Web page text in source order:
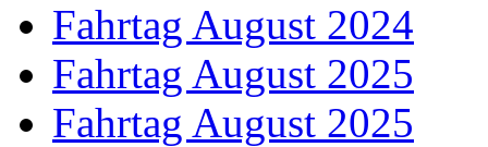
Fahrtag August 2024
Fahrtag August 2025
Fahrtag August 2025